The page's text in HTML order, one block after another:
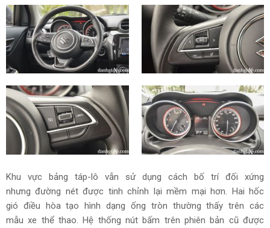
Khu vực bảng táp-lô vẫn sử dụng cách bố trí đối xứng
nhưng đường nét được tinh chỉnh lại mềm mại hơn. Hai hốc
gió điều hòa tạo hình dạng ống tròn thường thấy trên các
mẫu xe thể thao. Hệ thống nút bấm trên phiên bản cũ được